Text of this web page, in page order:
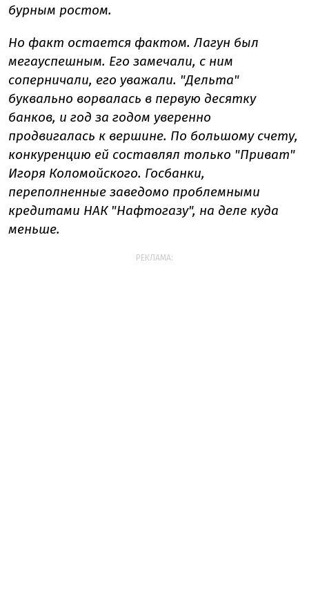
бурным ростом.
Но факт остается фактом. Лагун был
мегауспешным. Его замечали, с ним
соперничали, его уважали. "Дельта"
буквально ворвалась в первую десятку
банков, и год за годом уверенно
продвигалась к вершине. По большому счету,
конкуренцию ей составлял только "Приват"
Игоря Коломойского. Госбанки,
переполненные заведомо проблемными
кредитами НАК "Нафтогазу", на деле куда
меньше.
РЕКЛАМА: